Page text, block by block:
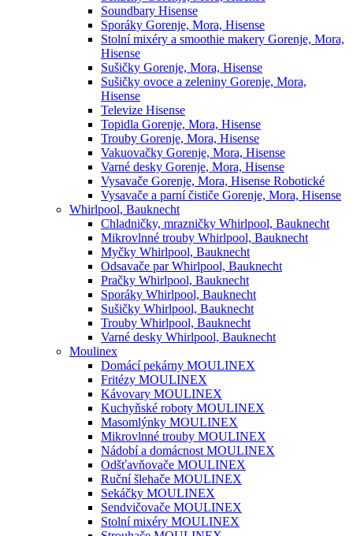
Soundbary Hisense
Sporáky Gorenje, Mora, Hisense
Stolní mixéry a smoothie makery Gorenje, Mora,
Hisense
Sušičky Gorenje, Mora, Hisense
Sušičky ovoce a zeleniny Gorenje, Mora,
Hisense
Televize Hisense
Topidla Gorenje, Mora, Hisense
Trouby Gorenje, Mora, Hisense
Vakuovačky Gorenje, Mora, Hisense
Varné desky Gorenje, Mora, Hisense
Vysavače Gorenje, Mora, Hisense Robotické
Vysavače a parní čističe Gorenje, Mora, Hisense
Whirlpool, Bauknecht
Chladničky, mrazničky Whirlpool, Bauknecht
Mikrovlnné trouby Whirlpool, Bauknecht
Myčky Whirlpool, Bauknecht
Odsavače par Whirlpool, Bauknecht
Pračky Whirlpool, Bauknecht
Sporáky Whirlpool, Bauknecht
Sušičky Whirlpool, Bauknecht
Trouby Whirlpool, Bauknecht
Varné desky Whirlpool, Bauknecht
Moulinex
Domácí pekárny MOULINEX
Fritézy MOULINEX
Kávovary MOULINEX
Kuchyňské roboty MOULINEX
Masomlýnky MOULINEX
Mikrovlnné trouby MOULINEX
Nádobí a domácnost MOULINEX
Odšťavňovače MOULINEX
Ruční šlehače MOULINEX
Sekáčky MOULINEX
Sendvičovače MOULINEX
Stolní mixéry MOULINEX